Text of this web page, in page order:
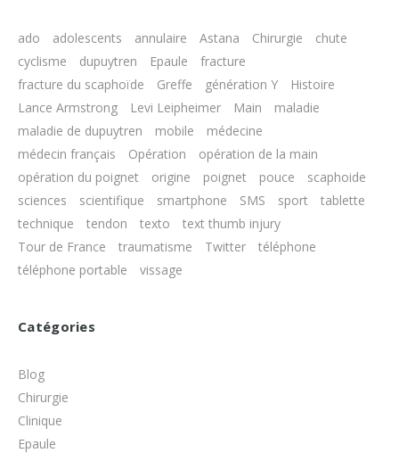
ado adolescents annulaire Astana Chirurgie
chute
cyclisme
dupuytren Epaule
fracture
fracture du scaphoïde
Greffe génération Y
Histoire
Lance Armstrong
Levi Leipheimer Main
maladie
maladie de dupuytren
mobile
médecine
médecin français
Opération
opération de la main
opération du poignet
origine poignet pouce
scaphoide
sciences
scientifique smartphone SMS sport
tablette
technique
tendon texto
text thumb injury
Tour de France
traumatisme Twitter
téléphone
téléphone portable
vissage
Catégories
Blog
Chirurgie
Clinique
Epaule